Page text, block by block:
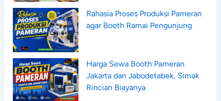
Rahasia Proses Produksi Pameran
agar Booth Ramai Pengunjung
Harga Sewa Booth Pameran
Jakarta dan Jabodetabek, Simak
Rincian Biayanya